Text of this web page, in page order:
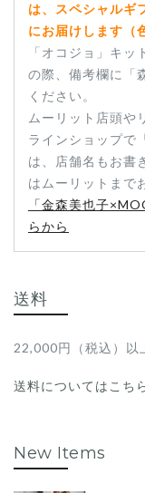
は、スペシャルギ
にお届けします（
「オコジョ」キ
の際、備考欄に「
ください。
ムーリット店頭や
ラインショップで
は、店舗名もお書
はムーリットまで
「金森美也子
らから
送料
22,000円（税込）以
送料についてはこち
New Items